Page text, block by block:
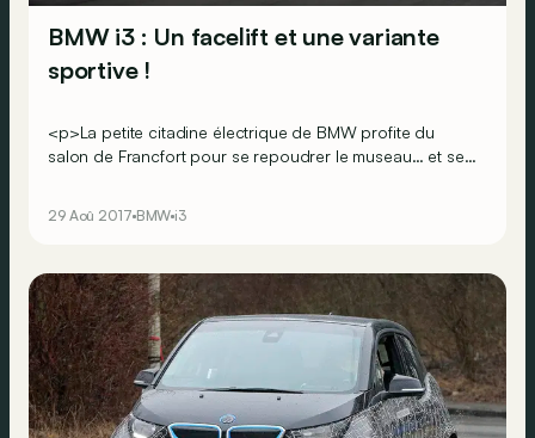
BMW i3 : Un facelift et une variante
sportive !
<p>La petite citadine électrique de BMW profite du
salon de Francfort pour se repoudrer le museau… et se
29 Aoû 2017 BMW i3